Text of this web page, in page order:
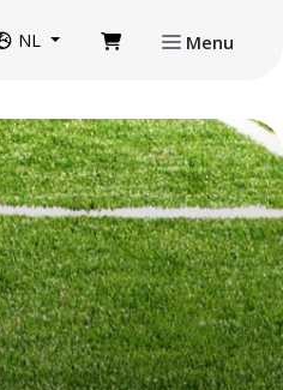
NL Menu